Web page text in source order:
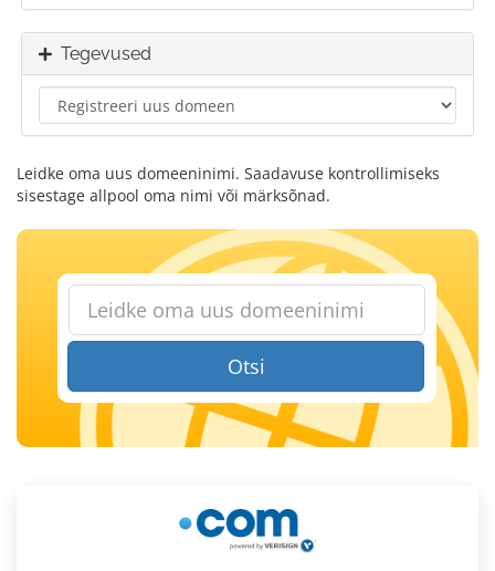
Tegevused
Leidke oma uus domeeninimi. Saadavuse kontrollimiseks
sisestage allpool oma nimi või märksõnad.
Otsi